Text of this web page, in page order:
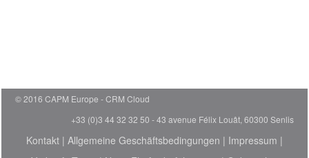
© 2016 CAPM Europe
CRM Cloud
+33 (0)3 44 32 32 50 - 43 avenue Félix Louât, 60300 Senlis
Kontakt | Allgemeine Geschäftsbedingungen | Impressum |